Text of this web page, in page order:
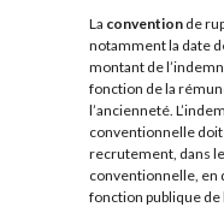
La convention de
notamment la date
montant de
fonction de la
l’ancienneté.
conventionnelle
recrutement, dans
conventionnelle, en
fonction publique de